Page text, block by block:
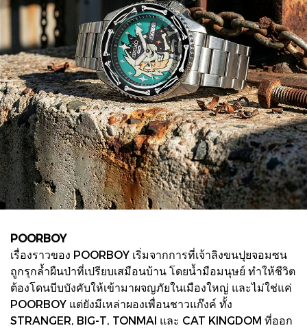
POORBOY
เรื่องราวของ POORBOY เริ่มจากการที่เจ้าลิงขนปุยจอมซน
ถูกรุกล้ำผืนป่าที่เปรียบเสมือนบ้าน โดยน้ำมือมนุษย์ ทำให้ชีวิต
ต้องโดนบีบบังคับให้เข้ามาผจญภัยในเมืองใหญ่ และไม่ใช่แค่
POORBOY แต่ยังมีเหล่าผองเพื่อนชาวแก๊งค์ ทั้ง
STRANGER, BIG-T, TONMAI และ CAT KINGDOM ที่ออก